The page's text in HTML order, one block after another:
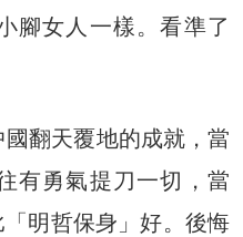
腳女人一樣。看準了
翻天覆地的成就，當
有勇氣提刀一切，當
明哲保身」好。後悔